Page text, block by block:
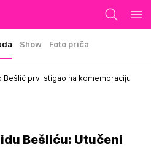
Show Foto priča
Bešlić prvi stigao na komemoraciju
Bešliću: Utučeni